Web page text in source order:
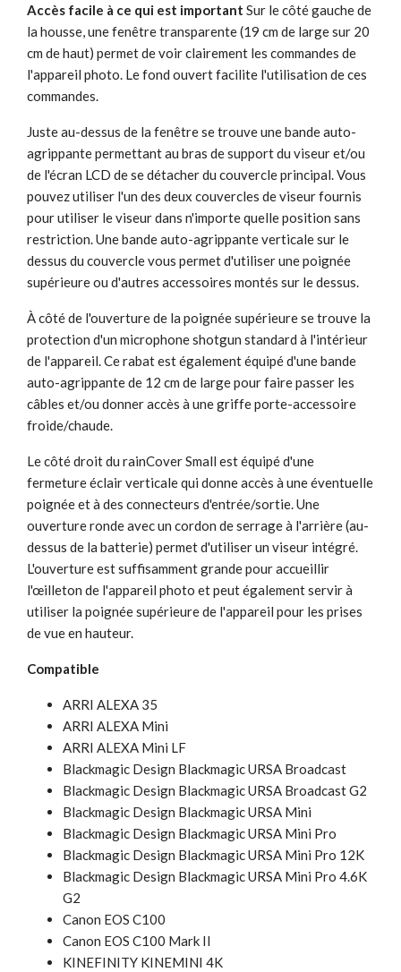
Accès facile à ce qui est important Sur le côté gauche de
la housse, une fenêtre transparente (19 cm de large sur 20
cm de haut) permet de voir clairement les commandes de
l'appareil photo. Le fond ouvert facilite l'utilisation de ces
commandes.
Juste au-dessus de la fenêtre se trouve une bande auto-
agrippante permettant au bras de support du viseur et/ou
de l'écran LCD de se détacher du couvercle principal. Vous
pouvez utiliser l'un des deux couvercles de viseur fournis
pour utiliser le viseur dans n'importe quelle position sans
restriction. Une bande auto-agrippante verticale sur le
dessus du couvercle vous permet d'utiliser une poignée
supérieure ou d'autres accessoires montés sur le dessus.
À côté de l'ouverture de la poignée supérieure se trouve la
protection d'un microphone shotgun standard à l'intérieur
de l'appareil. Ce rabat est également équipé d'une bande
auto-agrippante de 12 cm de large pour faire passer les
câbles et/ou donner accès à une griffe porte-accessoire
froide/chaude.
Le côté droit du rainCover Small est équipé d'une
fermeture éclair verticale qui donne accès à une éventuelle
poignée et à des connecteurs d'entrée/sortie. Une
ouverture ronde avec un cordon de serrage à l'arrière (au-
dessus de la batterie) permet d'utiliser un viseur intégré.
L'ouverture est suffisamment grande pour accueillir
l'œilleton de l'appareil photo et peut également servir à
utiliser la poignée supérieure de l'appareil pour les prises
de vue en hauteur.
Compatible
ARRI ALEXA 35
ARRI ALEXA Mini
ARRI ALEXA Mini LF
Blackmagic Design Blackmagic URSA Broadcast
Blackmagic Design Blackmagic URSA Broadcast G2
Blackmagic Design Blackmagic URSA Mini
Blackmagic Design Blackmagic URSA Mini Pro
Blackmagic Design Blackmagic URSA Mini Pro 12K
Blackmagic Design Blackmagic URSA Mini Pro 4.6K
G2
Canon EOS C100
Canon EOS C100 Mark II
KINEFINITY KINEMINI 4K